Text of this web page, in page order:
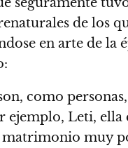
de los
en arte de la
como
ejemplo, Leti,
muy